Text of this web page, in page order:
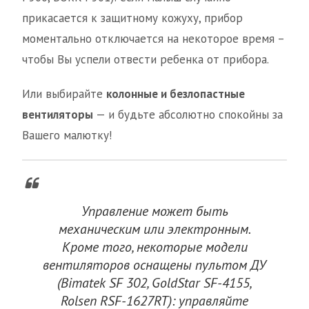
прикасается к защитному кожуху, прибор
моментально отключается на некоторое время –
чтобы Вы успели отвести ребенка от прибора.
Или выбирайте колонные и безлопастные
вентиляторы — и будьте абсолютно спокойны за
Вашего малютку!
Управление может быть
механическим или электронным.
Кроме того, некоторые модели
вентиляторов оснащены пультом ДУ
(Bimatek SF 302, GoldStar SF-4155,
Rolsen RSF-1627RT): управляйте